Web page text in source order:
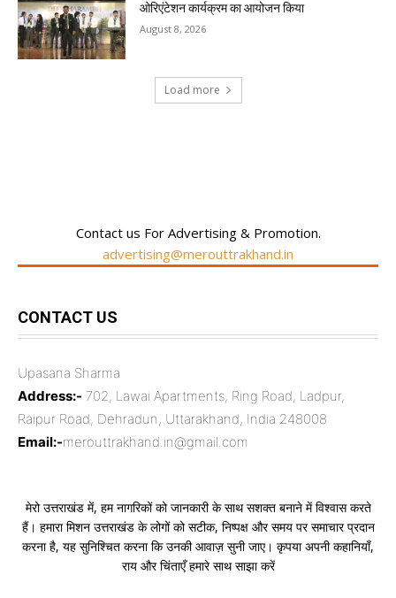
ओरिएंटेशन कार्यक्रम का आयोजन किया
August 8, 2026
Load more
Contact us For Advertising & Promotion.
advertising@merouttrakhand.in
CONTACT US
Upasana Sharma
Address:- 702, Lawai Apartments, Ring Road, Ladpur,
Raipur Road, Dehradun, Uttarakhand, India 248008
Email:-merouttrakhand.in@gmail.com
मेरो उत्तराखंड में, हम नागरिकों को जानकारी के साथ सशक्त बनाने में विश्वास करते
हैं। हमारा मिशन उत्तराखंड के लोगों को सटीक, निष्पक्ष और समय पर समाचार प्रदान
करना है, यह सुनिश्चित करना कि उनकी आवाज़ सुनी जाए। कृपया अपनी कहानियाँ,
राय और चिंताएँ हमारे साथ साझा करें